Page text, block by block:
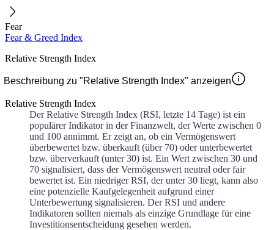
Fear
Fear & Greed Index
Relative Strength Index
Beschreibung zu "Relative Strength Index" anzeigen
Relative Strength Index
Der Relative Strength Index (RSI, letzte 14 Tage) ist ein
populärer Indikator in der Finanzwelt, der Werte zwischen 0
und 100 annimmt. Er zeigt an, ob ein Vermögenswert
überbewertet bzw. überkauft (über 70) oder unterbewertet
bzw. überverkauft (unter 30) ist. Ein Wert zwischen 30 und
70 signalisiert, dass der Vermögenswert neutral oder fair
bewertet ist. Ein niedriger RSI, der unter 30 liegt, kann also
eine potenzielle Kaufgelegenheit aufgrund einer
Unterbewertung signalisieren. Der RSI und andere
Indikatoren sollten niemals als einzige Grundlage für eine
Investitionsentscheidung gesehen werden.